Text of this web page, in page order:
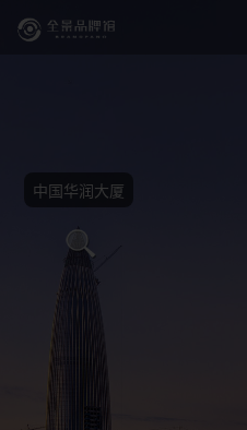
中国华润大厦
退出VR模式
VR模式设置